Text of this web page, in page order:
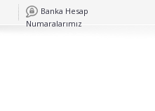
Banka Hesap
Numaralarımız